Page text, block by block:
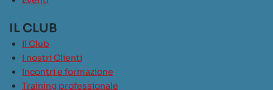
IL CLUB
Il Club
I nostri Clienti
Incontri e formazione
Training professionale